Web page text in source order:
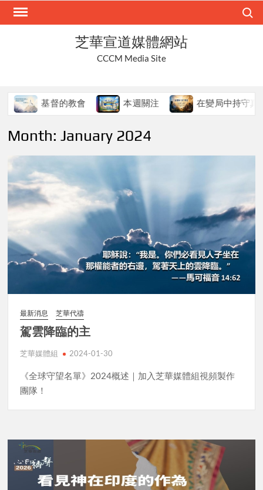
Skip
芝華宣道媒體網站
CCCM Media Site
督的教會 本週關注 在變局中持守真道
Month:January 2024
最新消息 芝華代禱
駕雲降臨的主
芝華媒體組 2024-01-30
《全球守望名單》2024概述｜加入芝華媒體組視頻製作
團隊！